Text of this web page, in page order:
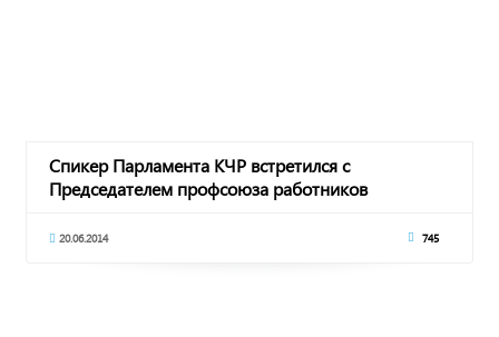
Спикер Парламента КЧР встретился с
Председателем профсоюза работников
20.06.2014 745